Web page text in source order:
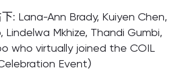
下: Lana-Ann Brady, Kuiyen Chen,
Lindelwa Mkhize, Thandi Gumbi,
who virtually joined the COIL
Event）